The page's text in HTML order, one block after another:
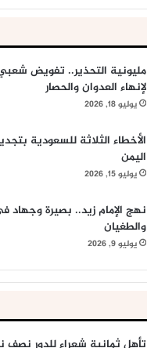
مليونية التحذير.. تفويض
لإنهاء العدوان والحصار
يوليو 18, 2026
الأخطاء الثلاثة للسعودية
اليمن
يوليو 15, 2026
نهج الإمام زيد.. بصيرة وجهاد
والطغيان
يوليو 9, 2026
تأهل ثمانية شعراء للدور